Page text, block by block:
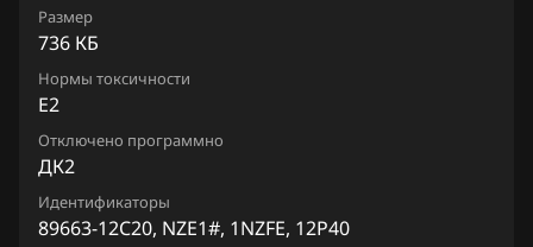
Chevrolet
Chrysler
Citroen
Dacia
Daewoo
Denso (NEC) petrol GEN4
Camry (Hybrid) (ACV51, ASV50, AVV50, GSV50)
Camry (Hybrid) (ACV70, ASV70, AVV70, GSV70)
Celsior (UCF3#)
Corolla (ZRE17#)
Corolla, Altis (CE140 ,NDE140, NZE140, ZRE14#,
89663-12C21_NZE1#_1NZFE_12P41
Размер
736 КБ
Нормы токсичности
E2
Отключено программно
ДК2
Идентификаторы
89663-12C20, NZE1#, 1NZFE, 12P40